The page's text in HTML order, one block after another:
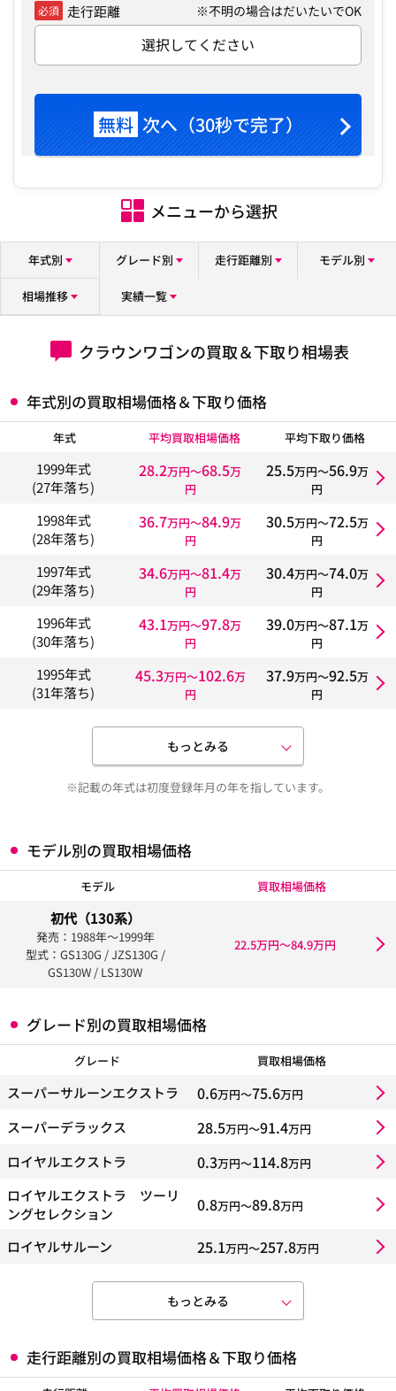
必須 走行距離 ※不明の場合はだいたいでOK
選択してください
無料 次へ（30秒で完了）
メニューから選択
年式別 グレード別 走行距離別 モデル別
相場推移 実績一覧
クラウンワゴンの買取＆下取り相場表
年式別の買取相場価格＆下取り価格
年式 平均買取相場価格 平均下取り価格
1999年式
(27年落ち)
28.2万円〜68.5万
円
25.5万円〜56.9万
円
1998年式
(28年落ち)
36.7万円〜84.9万
円
30.5万円〜72.5万
円
1997年式
(29年落ち)
34.6万円〜81.4万
円
30.4万円〜74.0万
円
1996年式
(30年落ち)
43.1万円〜97.8万
円
39.0万円〜87.1万
円
1995年式
(31年落ち)
45.3万円〜102.6万
円
37.9万円〜92.5万
円
もっとみる
※記載の年式は初度登録年月の年を指しています。
モデル別の買取相場価格
モデル 買取相場価格
初代（130系）
発売：1988年〜1999年
型式：GS130G / JZS130G /
GS130W / LS130W
22.5万円〜84.9万円
グレード別の買取相場価格
グレード 買取相場価格
スーパーサルーンエクストラ 0.6万円〜75.6万円
スーパーデラックス 28.5万円〜91.4万円
ロイヤルエクストラ 0.3万円〜114.8万円
ロイヤルエクストラ ツーリ
ングセレクション
0.8万円〜89.8万円
ロイヤルサルーン 25.1万円〜257.8万円
もっとみる
走行距離別の買取相場価格＆下取り価格